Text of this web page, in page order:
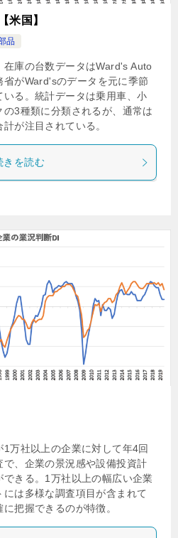
米国】
品
庫の台数データはWard's Auto
がWard'sのデータを元に季節
る。統計データは乗用車、小
3種類に分類されるが、通常は
が注目されている。
きを読む
万社以上の企業に対して年4回
、企業の景況感や設備投資計
きる。1万社以上の幅広い企業
は多様な調査項目が含まれて
把握できるのが特徴。